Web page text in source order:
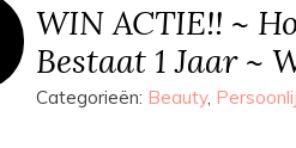
WIN ACTIE!! ~
Bestaat 1 Jaar ~
Categorieën: Beauty,